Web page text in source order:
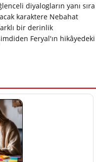
diyalogların yanı sıra
karaktere Nebahat
bir derinlik
Feryal'ın hikâyedeki